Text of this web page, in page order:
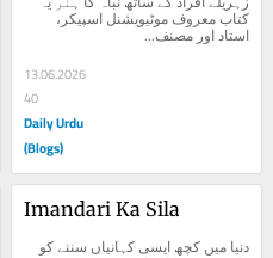
استاد اور مصنف...
13.06.2026
40
Daily Urdu
(Blogs)
Imandari Ka Sila